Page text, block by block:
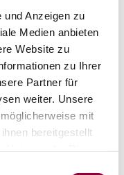
und Anzeigen zu
Medien anbieten
Website zu
zu Ihrer
Partner für
weiter. Unsere
mit
bereitgestellt